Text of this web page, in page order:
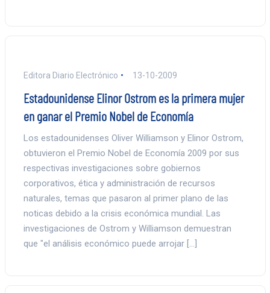
Editora Diario Electrónico 13-10-2009
Estadounidense Elinor Ostrom es la primera mujer
en ganar el Premio Nobel de Economía
Los estadounidenses Oliver Williamson y Elinor Ostrom,
obtuvieron el Premio Nobel de Economía 2009 por sus
respectivas investigaciones sobre gobiernos
corporativos, ética y administración de recursos
naturales, temas que pasaron al primer plano de las
noticas debido a la crisis económica mundial. Las
investigaciones de Ostrom y Williamson demuestran
que "el análisis económico puede arrojar […]